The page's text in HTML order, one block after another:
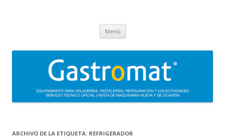
de maquinaria para heladerías, pastelerías, restauración y
Menú Saltar
contenido
ARCHIVO DE LA ETIQUETA: REFRIGERADOR